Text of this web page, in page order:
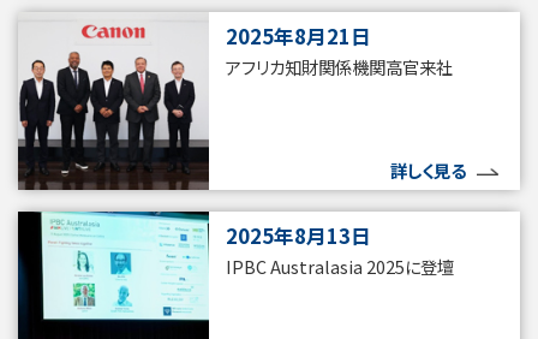
2025年8月21日
アフリカ知財関係機関高官来社
詳しく見る
2025年8月13日
IPBC Australasia 2025に登壇